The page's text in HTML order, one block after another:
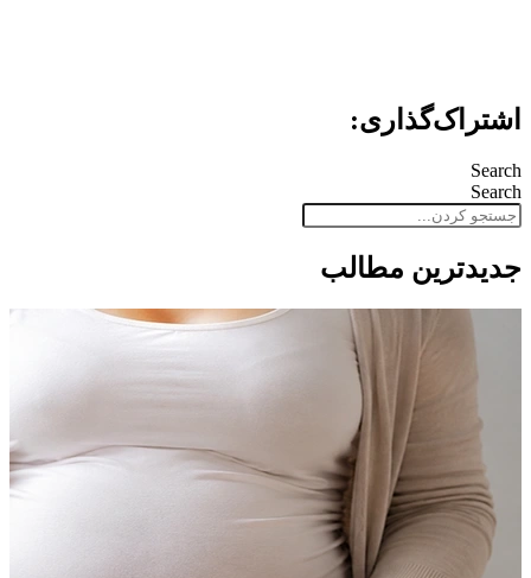
اشتراک‌گذاری:
Search
Search
جدید‌ترین مطالب